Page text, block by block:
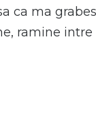
ca ma
ramine intre